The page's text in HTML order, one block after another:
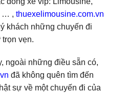
… , thuexelimousine.com.vn
khách những chuyến đi
vẹn.
ngoài những điều sẵn có,
đã không quên tìm đến
sự về một chuyến đi của